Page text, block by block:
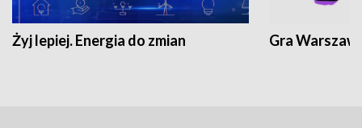
Żyj lepiej. Energia do zmian Gra